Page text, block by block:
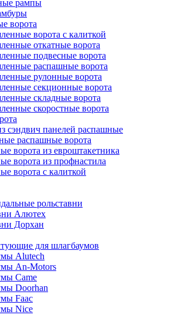
рампы
ворота
ворота с калиткой
откатные ворота
подвесные ворота
распашные ворота
рулонные ворота
секционные ворота
складные ворота
скоростные ворота
сэндвич панелей распашные
распашные ворота
ворота из евроштакетника
ворота из профнастила
ворота с калиткой
рольставни
Алютех
Дорхан
для шлагбаумов
Alutech
An-Motors
Came
Doorhan
Faac
Nice